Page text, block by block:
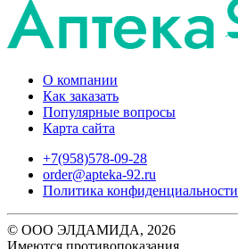
О компании
Как заказать
Популярные вопросы
Карта сайта
+7(958)578-09-28
order@apteka-92.ru
Политика конфиденциальности
© ООО ЭЛДАМИДА, 2026